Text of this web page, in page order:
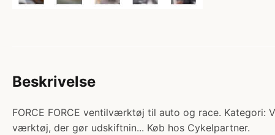
Beskrivelse
FORCE FORCE ventilværktøj til auto og race.
værktøj, der gør udskiftnin... Køb hos Cykelpartner.